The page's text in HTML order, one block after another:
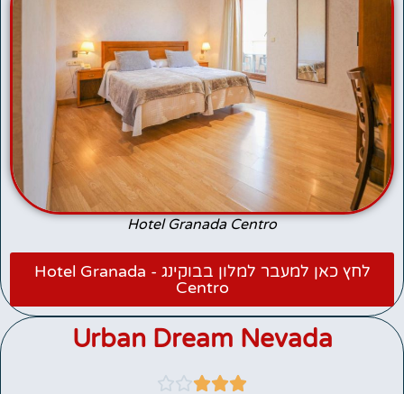
Hotel Granada Centro
לחץ כאן למעבר למלון בבוקינג - Hotel Granada
Centro
Urban Dream Nevada




